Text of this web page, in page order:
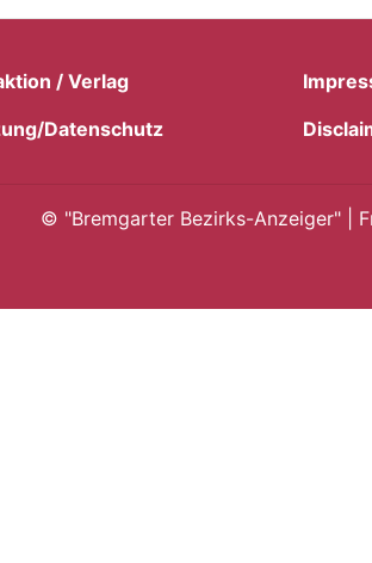
/ Verlag
Datenschutz
© "Bremgarter Bezirks-Anzeiger" |